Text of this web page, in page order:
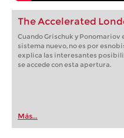
The Accelerated
Cuando Grischuk y Ponomariov
sistema nuevo, no es por
explica las interesantes
se accede con esta apertura.
Más...